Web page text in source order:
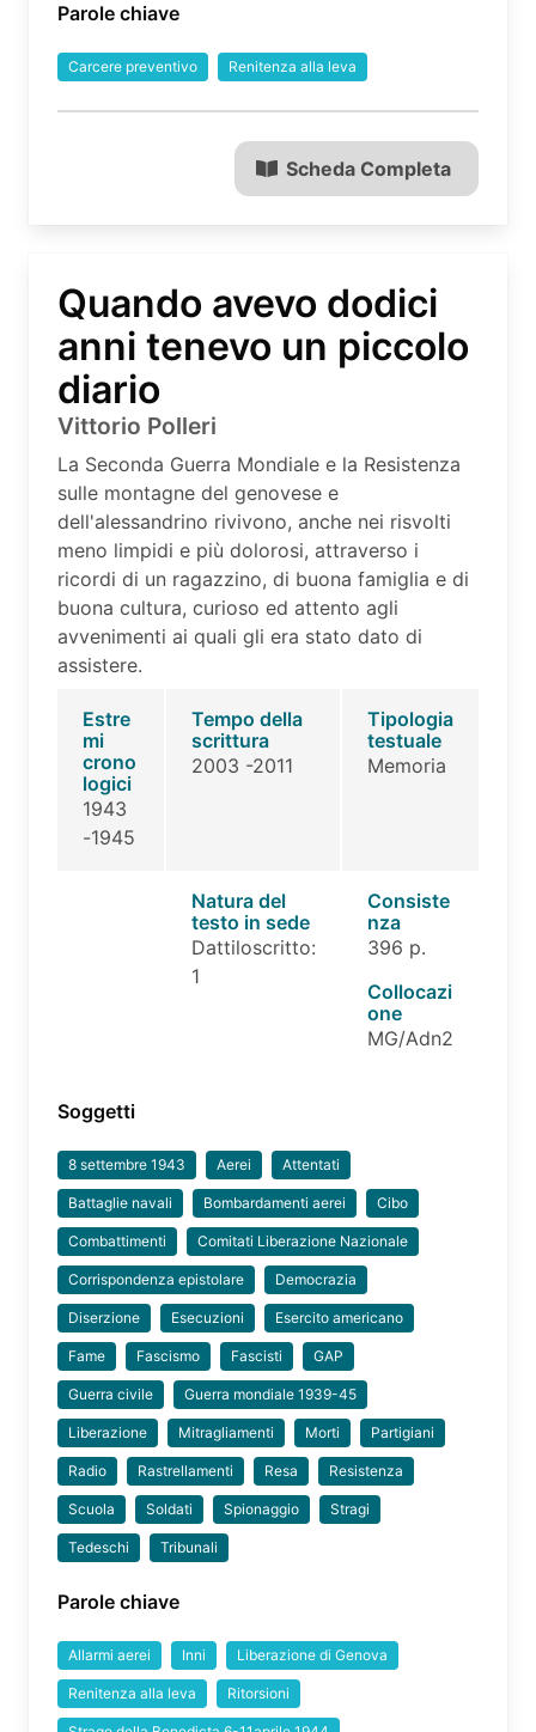
Parole chiave
Carcere preventivo Renitenza alla leva
Scheda Completa
Quando avevo dodici
anni tenevo un piccolo
diario
Vittorio Polleri
La Seconda Guerra Mondiale e la Resistenza
sulle montagne del genovese e
dell'alessandrino rivivono, anche nei risvolti
meno limpidi e più dolorosi, attraverso i
ricordi di un ragazzino, di buona famiglia e di
buona cultura, curioso ed attento agli
avvenimenti ai quali gli era stato dato di
assistere.
Estre
mi
crono
logici
1943
-1945
Tempo della
scrittura
2003 -2011
Tipologia
testuale
Memoria
Natura del
testo in sede
Dattiloscritto:
1
Consiste
nza
396 p.
Collocazi
one
MG/Adn2
Soggetti
8 settembre 1943 Aerei Attentati
Battaglie navali Bombardamenti aerei Cibo
Combattimenti Comitati Liberazione Nazionale
Corrispondenza epistolare Democrazia
Diserzione Esecuzioni Esercito americano
Fame Fascismo Fascisti GAP
Guerra civile Guerra mondiale 1939-45
Liberazione Mitragliamenti Morti Partigiani
Radio Rastrellamenti Resa Resistenza
Scuola Soldati Spionaggio Stragi
Tedeschi Tribunali
Parole chiave
Allarmi aerei Inni Liberazione di Genova
Renitenza alla leva Ritorsioni